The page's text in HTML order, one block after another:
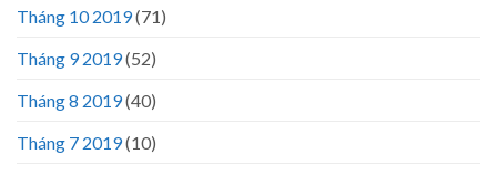
Tháng 10 2019(71)
Tháng 9 2019(52)
Tháng 8 2019(40)
Tháng 7 2019(10)